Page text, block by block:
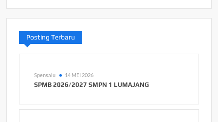
Posting Terbaru
Spensalu 14 MEI 2026
SPMB 2026/2027 SMPN 1 LUMAJANG